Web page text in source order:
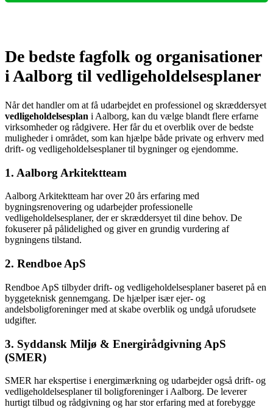
De bedste fagfolk og organisationer
i Aalborg til vedligeholdelsesplaner
Når det handler om at få udarbejdet en professionel og skræddersyet
vedligeholdelsesplan i Aalborg, kan du vælge blandt flere erfarne
virksomheder og rådgivere. Her får du et overblik over de bedste
muligheder i området, som kan hjælpe både private og erhverv med
drift- og vedligeholdelsesplaner til bygninger og ejendomme.
1. Aalborg Arkitektteam
Aalborg Arkitektteam har over 20 års erfaring med
bygningsrenovering og udarbejder professionelle
vedligeholdelsesplaner, der er skræddersyet til dine behov. De
fokuserer på pålidelighed og giver en grundig vurdering af
bygningens tilstand.
2. Rendboe ApS
Rendboe ApS tilbyder drift- og vedligeholdelsesplaner baseret på en
byggeteknisk gennemgang. De hjælper især ejer- og
andelsboligforeninger med at skabe overblik og undgå uforudsete
udgifter.
3. Syddansk Miljø & Energirådgivning ApS
(SMER)
SMER har ekspertise i energimærkning og udarbejder også drift- og
vedligeholdelsesplaner til boligforeninger i Aalborg. De leverer
hurtigt tilbud og rådgivning og har stor erfaring med at forebygge